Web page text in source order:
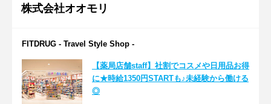
株式会社オオモリ
FITDRUG - Travel Style Shop -
【薬局店舗staff】社割でコスメや日用品お得
に★時給1350円STARTも♪未経験から働ける
◎